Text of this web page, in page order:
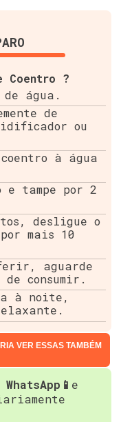
Coentro ?
água.
de
ou
à água
e tampe por 2
desligue o
mais 10
aguarde
consumir.
à noite,
VER ESSAS TAMBÉM
WhatsApp📱 e